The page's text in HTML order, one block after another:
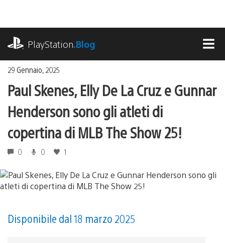
contenuto
PlayStation.Blog
29 Gennaio, 2025
Paul Skenes, Elly De La Cruz e Gunnar
Henderson sono gli atleti di
copertina di MLB The Show 25!
0 0 1
Disponibile dal 18 marzo 2025